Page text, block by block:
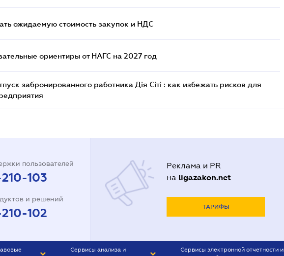
ожидаемую стоимость закупок и НДС
ориентиры от НАГС на 2027 год
забронированного работника Дія Сіті : как избежать рисков для
пользователей
103
и решений
102
Реклама и PR
на ligazakon.net
ТАРИФЫ
Сервисы анализа и
Сервисы электронной отчетности и